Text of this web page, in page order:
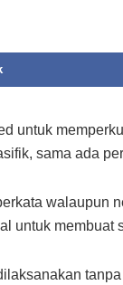
untuk
sama ada
walaupun
untuk